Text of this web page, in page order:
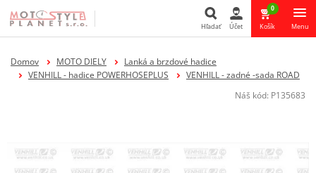
Hľadať Účet
0
Košík Menu
Domov MOTO DIELY
Lanká a brzdové hadice
VENHILL - hadice POWERHOSEPLUS
VENHILL - zadné -sada ROAD
Náš kód: P135683